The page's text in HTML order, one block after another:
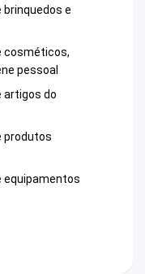
brinquedos e
cosméticos,
pessoal
artigos do
produtos
equipamentos